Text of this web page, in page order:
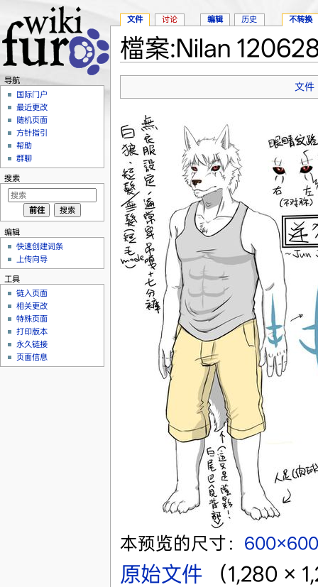
檔案:Nilan
文件
本预览的尺寸：
原始文件‎
（1,280 ×
文件 讨论 编辑 历史 不转换
导航
国际门户
最近更改
随机页面
方针指引
帮助
群聊
搜索
编辑
快速创建词条
上传向导
工具
链入页面
相关更改
特殊页面
打印版本
永久链接
页面信息